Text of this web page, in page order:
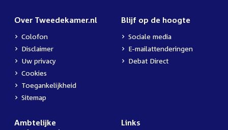
Over Tweedekamer.nl
Colofon
Disclaimer
Uw privacy
Cookies
Toegankelijkheid
Sitemap
Blijf op de hoogte
Sociale media
E-mailattenderingen
Debat Direct
Ambtelijke
Links